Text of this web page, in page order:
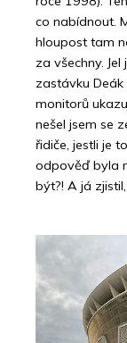
co nabídnout.
hloupost tam
za všechny.
zastávku Deák
monitorů
nešel jsem se
řidiče, jestli je
odpověď byla
být?! A já